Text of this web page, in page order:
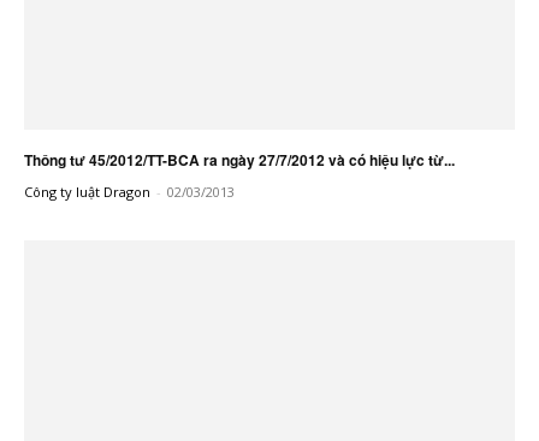
Thông tư 45/2012/TT-BCA ra ngày 27/7/2012 và có hiệu lực từ...
Công ty luật Dragon - 02/03/2013